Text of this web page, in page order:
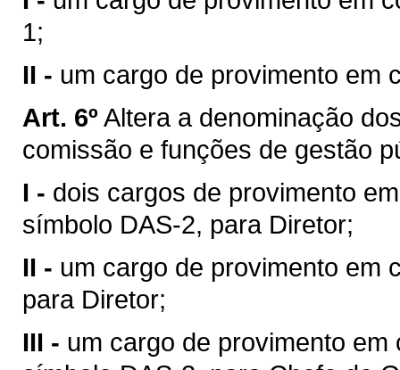
1;
II - um cargo de provimento em
Art. 6º Altera a denominação
comissão e funções de gestão
I - dois cargos de provimento
símbolo DAS-2, para Diretor;
II - um cargo de provimento em
para Diretor;
III - um cargo de provimento